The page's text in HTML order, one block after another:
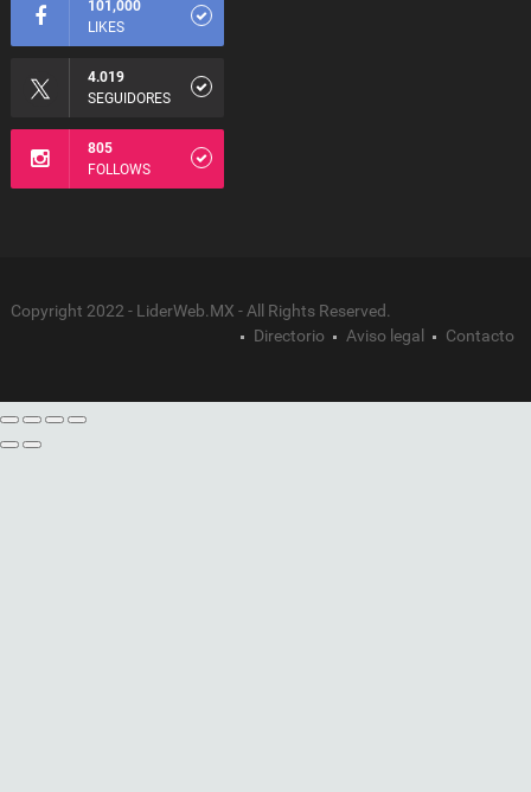
101,000
LIKES
4.019
SEGUIDORES
805
FOLLOWS
Copyright 2022 - LiderWeb.MX - All Rights Reserved.
Directorio
Aviso legal Contacto